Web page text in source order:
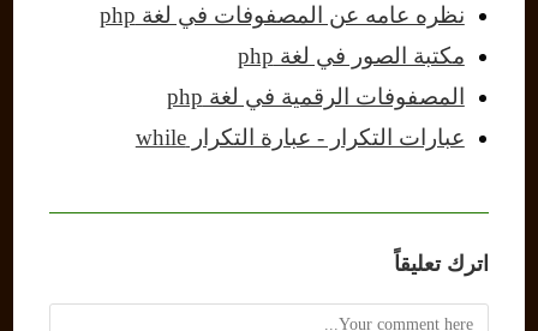
نظره عامه عن المصفوفات في لغة php
مكتبة الصور في لغة php
المصفوفات الرقمية في لغة php
عبارات التكرار - عبارة التكرار while
اترك تعليقاً
Comment